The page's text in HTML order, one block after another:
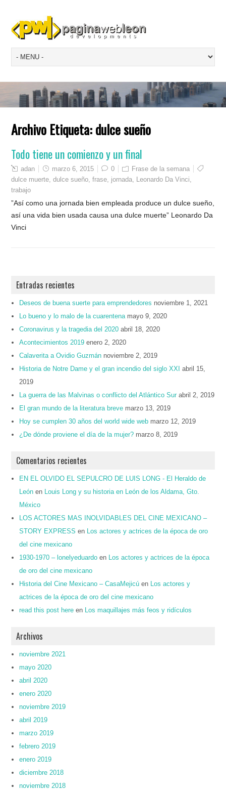
Archivo Etiqueta:dulce sueño
Todo tiene un comienzo y un final
adan marzo 6, 2015 0
Frase de la semana
dulce muerte ,dulce sueño ,frase jornada Leonardo Da Vinci
trabajo
”Así como una jornada bien empleada produce un dulce sueño,
así una vida bien usada causa una dulce muerte” Leonardo Da
Vinci
Entradas recientes
Deseos de buena suerte para emprendedores noviembre 1, 2021
Lo bueno y lo malo de la cuarentena mayo 9, 2020
Coronavirus y la tragedia del 2020 abril 18, 2020
Acontecimientos 2019 enero 2, 2020
Calaverita a Ovidio Guzmán noviembre 2, 2019
Historia de Notre Dame y el gran incendio del siglo XXI
abril 15,
2019
La guerra de las Malvinas o conflicto del Atlántico Sur abril 2, 2019
El gran mundo de la literatura breve marzo 13, 2019
Hoy se cumplen 30 años del world wide web marzo 12, 2019
¿De dónde proviene el día de la mujer? marzo 8, 2019
Comentarios recientes
EN EL OLVIDO EL SEPULCRO DE LUIS LONG - El Heraldo de
León en
Louis Long y su historia en León de los Aldama, Gto.
México
LOS ACTORES MAS INOLVIDABLES DEL CINE MEXICANO –
STORY EXPRESS en
Los actores y actrices de la época de oro
del cine mexicano
1930-1970 – lonelyeduardo en
Los actores y actrices de la época
de oro del cine mexicano
Historia del Cine Mexicano – CasaMejicú en
Los actores y
actrices de la época de oro del cine mexicano
read this post here en Los maquillajes más feos y ridículos
Archivos
noviembre 2021
mayo 2020
abril 2020
enero 2020
noviembre 2019
abril 2019
marzo 2019
febrero 2019
enero 2019
diciembre 2018
noviembre 2018